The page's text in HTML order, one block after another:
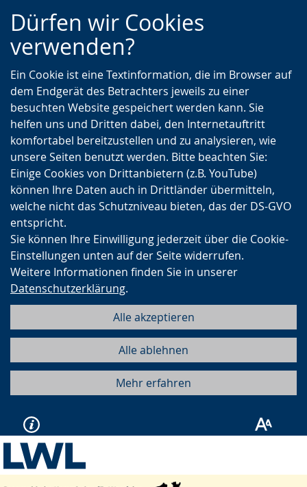
Zur
Hauptnavigation
Zur
Seitennavigation
Zum
Inhalt
Dürfen wir Cookies
verwenden?
Ein Cookie ist eine Textinformation, die im Browser auf
dem Endgerät des Betrachters jeweils zu einer
besuchten Website gespeichert werden kann. Sie
helfen uns und Dritten dabei, den Internetauftritt
komfortabel bereitzustellen und zu analysieren, wie
unsere Seiten benutzt werden. Bitte beachten Sie:
Einige Cookies von Drittanbietern (z.B. YouTube)
können Ihre Daten auch in Drittländer übermitteln,
welche nicht das Schutzniveau bieten, das der DS-GVO
entspricht.
Sie können Ihre Einwilligung jederzeit über die Cookie-
Einstellungen unten auf der Seite widerrufen.
Weitere Informationen finden Sie in unserer
Datenschutzerklärung.
Alle akzeptieren
Alle ablehnen
Mehr erfahren